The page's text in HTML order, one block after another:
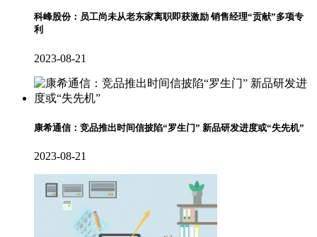
科峰股份：员工尚未从老东家离职即获激励 销售经理“贡献”多项专
利
2023-08-21
康希通信：竞品推出时间信披陷“罗生门” 新品研发进度或“失先机”
2023-08-21